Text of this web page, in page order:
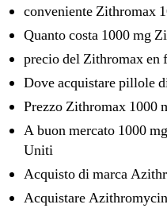
conveniente Zithromax
Quanto costa 1000 mg
precio del Zithromax en
Dove acquistare pillole
Prezzo Zithromax 1000
A buon mercato 1000
Uniti
Acquisto di marca
Acquistare